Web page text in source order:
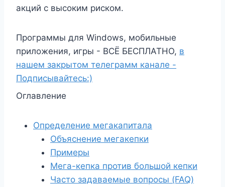
акций с высоким риском.
Программы для Windows, мобильные
приложения, игры - ВСЁ БЕСПЛАТНО, в
нашем закрытом телеграмм канале -
Подписывайтесь:)
Оглавление
Определение мегакапитала
Объяснение мегакепки
Примеры
Мега-кепка против большой кепки
Часто задаваемые вопросы (FAQ)